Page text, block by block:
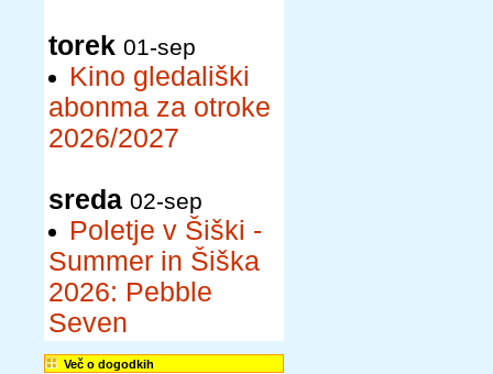
torek 01-sep
Kino gledališki
abonma za otroke
2026/2027
sreda 02-sep
Poletje v Šiški -
Summer in Šiška
2026: Pebble
Seven
Več o dogodkih